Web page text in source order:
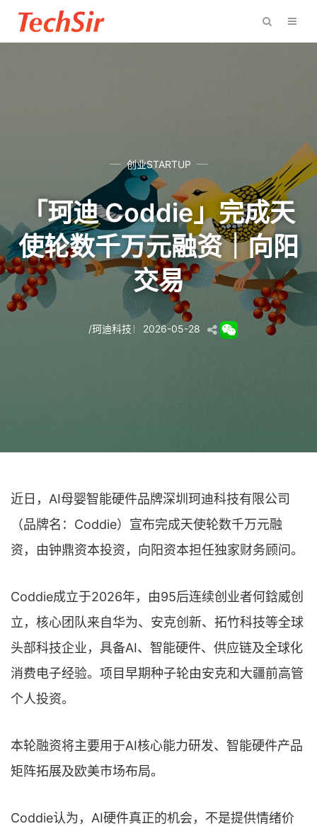
创业STARTUP
「珂迪 Coddie」完成天
使轮数千万元融资｜向阳
交易
/珂迪科技 2026-05-28
近日，AI母婴智能硬件品牌深圳珂迪科技有限公司
（品牌名：Coddie）宣布完成天使轮数千万元融
资，由钟鼎资本投资，向阳资本担任独家财务顾问。
Coddie成立于2026年，由95后连续创业者何鋡威创
立，核心团队来自华为、安克创新、拓竹科技等全球
头部科技企业，具备AI、智能硬件、供应链及全球化
消费电子经验。项目早期种子轮由安克和大疆前高管
个人投资。
本轮融资将主要用于AI核心能力研发、智能硬件产品
矩阵拓展及欧美市场布局。
Coddie认为，AI硬件真正的机会，不是提供情绪价